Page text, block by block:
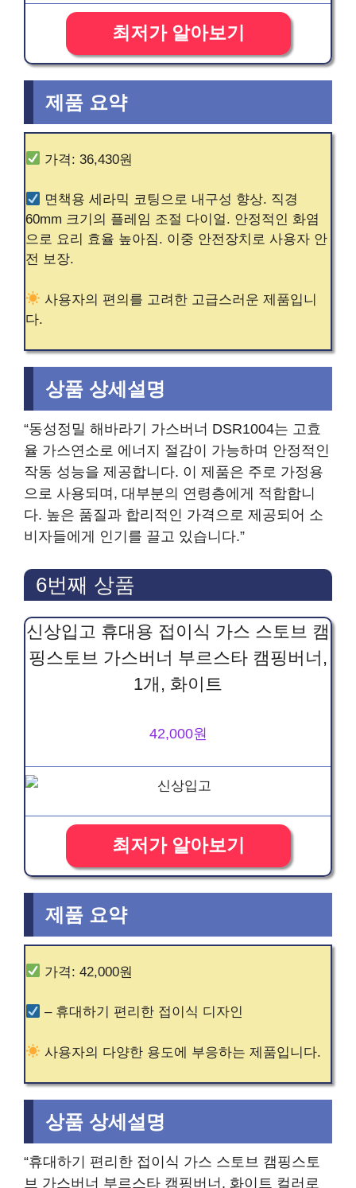
최저가 알아보기
제품 요약
가격: 36,430원
면책용 세라믹 코팅으로 내구성 향상. 직경
60mm 크기의 플레임 조절 다이얼. 안정적인 화염
으로 요리 효율 높아짐. 이중 안전장치로 사용자 안
전 보장.
사용자의 편의를 고려한 고급스러운 제품입니
다.
상품 상세설명
“동성정밀 해바라기 가스버너 DSR1004는 고효
율 가스연소로 에너지 절감이 가능하며 안정적인
작동 성능을 제공합니다. 이 제품은 주로 가정용
으로 사용되며, 대부분의 연령층에게 적합합니
다. 높은 품질과 합리적인 가격으로 제공되어 소
비자들에게 인기를 끌고 있습니다.”
6번째 상품
신상입고 휴대용 접이식 가스 스토브 캠
핑스토브 가스버너 부르스타 캠핑버너,
1개, 화이트
42,000원
최저가 알아보기
제품 요약
가격: 42,000원
– 휴대하기 편리한 접이식 디자인
사용자의 다양한 용도에 부응하는 제품입니다.
상품 상세설명
“휴대하기 편리한 접이식 가스 스토브 캠핑스토
브 가스버너 부르스타 캠핑버너, 화이트 컬러로